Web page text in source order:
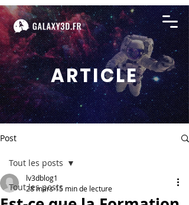
ARTICLE
Post
Tout les posts
Tout les posts
lv3dblog1
28 mars15 min de lecture